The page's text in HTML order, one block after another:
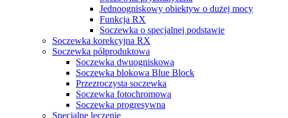
Jednoogniskowy obiektyw o dużej mocy
Funkcja RX
Soczewka o specjalnej podstawie
Soczewka korekcyjna RX
Soczewka półproduktowa
Soczewka dwuogniskowa
Soczewka blokowa Blue Block
Przezroczysta soczewka
Soczewka fotochromowa
Soczewka progresywna
Specjalne leczenie